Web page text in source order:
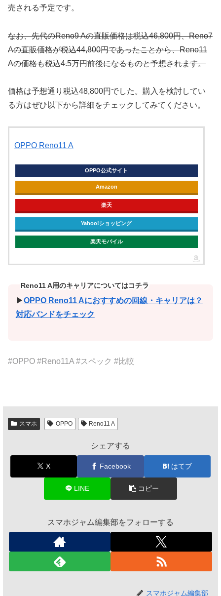
売される予定です。
なお、先代のReno9 Aの直販価格は税込46,800円、Reno7
Aの直販価格が税込44,800円であったことから、Reno11
Aの価格も税込4.5万円前後になるものと予想されます。
価格は予想通り税込48,800円でした。購入を検討してい
る方はぜひ以下から詳細をチェックしてみてください。
OPPO Reno11 A
OPPO公式サイト
Amazon
楽天
Yahoo!ショッピング
楽天モバイル
Reno11 A用のキャリアについてはコチラ
▶OPPO Reno11 Aにおすすめの回線・キャリアは？
対応バンドをチェック
#OPPO #Reno11A #スペック #比較
スマホ OPPO Reno11 A
シェアする
X Facebook はてブ
LINE コピー
スマホジャム編集部をフォローする
スマホジャム編集部